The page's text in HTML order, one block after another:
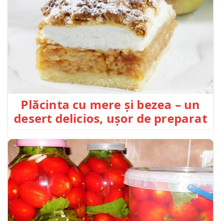
Plăcinta cu mere și bezea – un
desert delicios, ușor de preparat